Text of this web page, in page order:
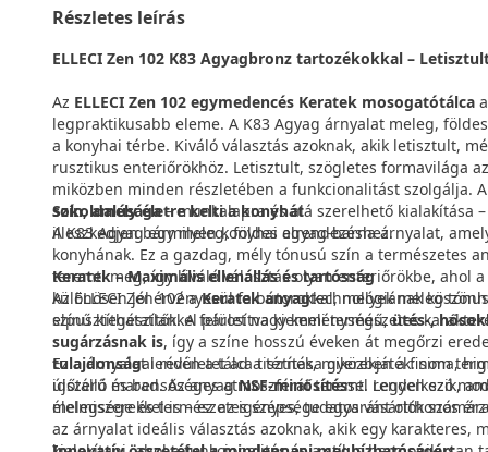
Részletes leírás
ELLECI Zen 102 K83 Agyagbronz tartozékokkal –
Az ELLECI Zen 102 egymedencés Keratek mosogatótálca
legpraktikusabb eleme. A K83 Agyag árnyalat meleg,
a konyhai térbe. Kiváló választás azoknak, akik letisztult,
rusztikus enteriőrökhöz. Letisztult, szögletes formavilága
miközben minden részletében a funkcionalitást szolgálja. A
sokoldalúsága– munkalapra és alá szerelhető kialakítása
illeszkedjen bármilyen konyhai elrendezéshez.
Keratek – Maximális ellenállás és tartósság
Az ELLECI Zen 102 aKeratek anyagtechnológiának
elpusztíthatatlan. A felület nagy keménységű,ütés-,
sugárzásnak is, így a színe hosszú éveken át megőrzi
tulajdonságai révén a tálca tisztítása gyerekjáték: sima,
újszerű marad. Az anyagNSF-minősítéssel rendelkezik,
élelmiszerekkel is – ez az igényes, tudatos vásárlók
Szín, amely életre kelti a konyhát
A K83 Agyag egy meleg, földes agyag-barna árnyalat,
konyhának. Ez a gazdag, mély tónusú szín a természetes
teremti meg, így kiváló választás olyan enteriőrökbe, ahol
különösen jól érvényesül fa bútorokkal, melyek meleg
színű kiegészítőkkel párosítva kiemeli természetes
Ez a árnyalat lendületet ad a térnek, miközben a finom
időtálló és bensőséges atmoszférát teremt. Legyen szó
melegsége és természetes szépsége egyaránt otthonos
az árnyalat ideális választás azoknak, akik egy